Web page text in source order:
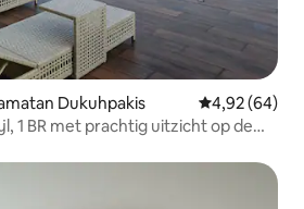
Dukuhpakis Gemiddelde
4,92 (64)
1 BR met prachtig uitzicht op de